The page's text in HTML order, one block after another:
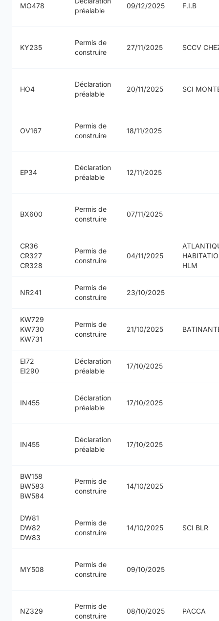
MO478
préalable
09/12/2025 F.I.B
KY235
Permis de
construire
27/11/2025 SCCV
HO4
Déclaration
préalable
20/11/2025 SCI
OV167
Permis de
construire
18/11/2025
EP34
Déclaration
préalable
12/11/2025
BX600
Permis de
construire
07/11/2025
CR36
CR327
CR328
Permis de
construire
04/11/2025
HLM
NR241
Permis de
construire
23/10/2025
KW729
KW730
KW731
Permis de
construire
21/10/2025
EI72
EI290
Déclaration
préalable
17/10/2025
IN455
Déclaration
préalable
17/10/2025
IN455
Déclaration
préalable
17/10/2025
BW158
BW583
BW584
Permis de
construire
14/10/2025
DW81
DW82
DW83
Permis de
construire
14/10/2025 SCI BLR
MY508
Permis de
construire
09/10/2025
NZ329
Permis de
construire
08/10/2025 PACCA